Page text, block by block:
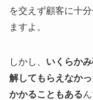
を交えず顧客に十
ますよ。
しかし、 いくらか
解してもらえなか
かかることもある